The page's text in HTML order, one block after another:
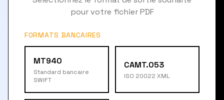
pour votre fichier PDF
FORMATS BANCAIRES
MT940
Standard bancaire
SWIFT
CAMT.053
ISO 20022 XML